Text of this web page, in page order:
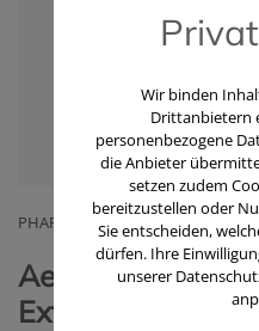
PHARMAG LACHMAIR GMBH
Aetherische
Extrakt 5ml
Wir binden
Drittanbietern
personenbezogene
die Anbieter
setzen zudem
bereitzustellen oder
Sie entscheiden,
dürfen. Ihre
unserer